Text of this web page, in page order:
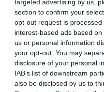
targeted advertising by us,
section to confirm your
opt-out request is
interest-based ads based
us or personal information
your opt-out. You may
disclosure of your personal
IAB’s list of downstream
also be disclosed by us to
Pour une conservation
d’utiliser un panier
de circuler tout en
type de contenant peut
un cellier. Dans une
paniers empilables ou
stockage de grandes